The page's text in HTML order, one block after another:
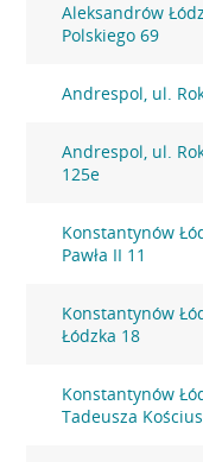
Aleksandrów
Polskiego 69
Andrespol, ul.
Andrespol, ul.
125e
Konstantynów
Pawła II 11
Konstantynów
Łódzka 18
Konstantynów
Tadeusza